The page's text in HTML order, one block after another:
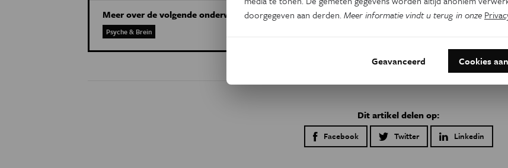
Meer over de volgende onderwerpen:
Psyche & Brein
Dit artikel delen op:
Facebook Twitter Linkedin
doorgegeven aan derden.Meer informatie vindt u terug in onze
Geavanceerd Cookies